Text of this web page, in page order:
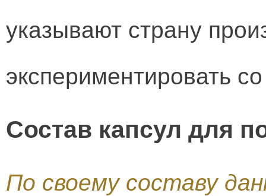
указывают страну
экспериментировать
Состав капсул для
По своему составу